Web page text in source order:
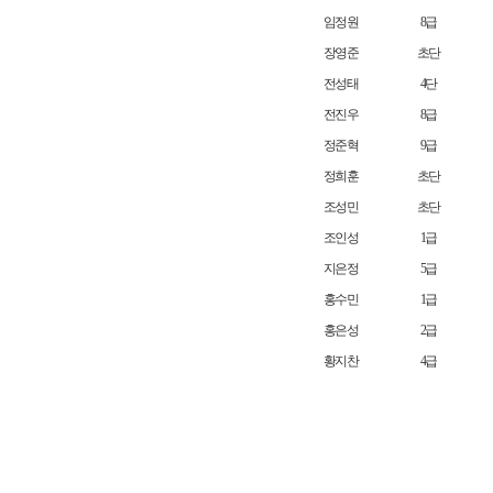
임정원
8급
장영준
초단
전성태
4단
전진우
8급
정준혁
9급
정희훈
초단
조성민
초단
조인성
1급
지은정
5급
홍수민
1급
홍은성
2급
황지찬
4급